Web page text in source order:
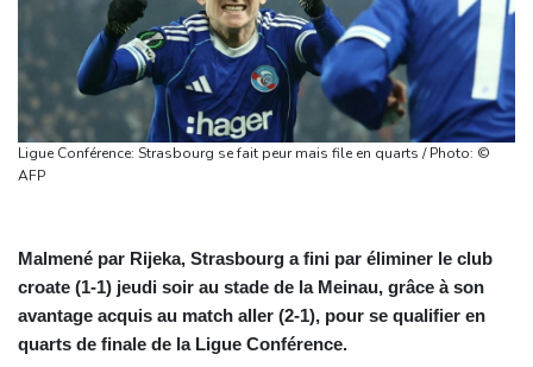
Ligue Conférence: Strasbourg se fait peur mais file en quarts / Photo: ©
AFP
Malmené par Rijeka, Strasbourg a fini par éliminer le club
croate (1-1) jeudi soir au stade de la Meinau, grâce à son
avantage acquis au match aller (2-1), pour se qualifier en
quarts de finale de la Ligue Conférence.